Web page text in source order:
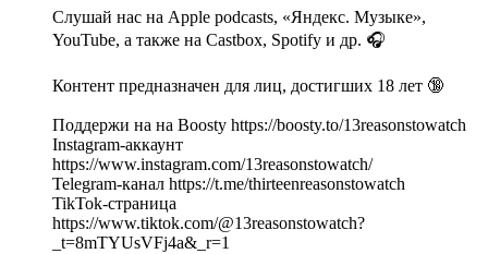
Слушай нас на Apple podcasts, «Яндекс. Музыке»,
YouTube, а также на Castbox, Spotify и др. 🎧
Контент предназначен для лиц, достигших 18 лет 🔞
Поддержи на на Boosty https://boosty.to/13reasonstowatch
Instagram-аккаунт
https://www.instagram.com/13reasonstowatch/
Telegram-канал https://t.me/thirteenreasonstowatch
TikTok-страница
https://www.tiktok.com/@13reasonstowatch?
_t=8mTYUsVFj4a&_r=1